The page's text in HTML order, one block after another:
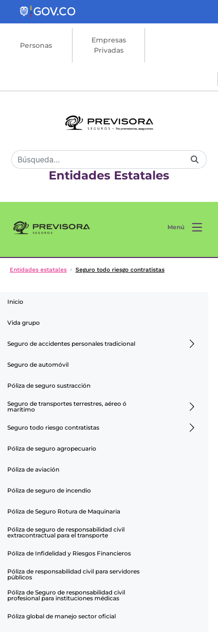
Saltar al contenido principal
Personas
Empresas
Privadas
Entidades Estatales
Menú
Entidades estatales Seguro todo riesgo contratistas
Inicio
Vida grupo
Seguro de accidentes personales tradicional
Seguro de automóvil
Póliza de seguro sustracción
Seguro de transportes terrestres, aéreo ó
marítimo
Seguro todo riesgo contratistas
Póliza de seguro agropecuario
Póliza de aviación
Póliza de seguro de incendio
Póliza de Seguro Rotura de Maquinaria
Póliza de seguro de responsabilidad civil
extracontractual para el transporte
Póliza de Infidelidad y Riesgos Financieros
Póliza de responsabilidad civil para servidores
públicos
Póliza de Seguro de responsabilidad civil
profesional para instituciones médicas
Póliza global de manejo sector oficial